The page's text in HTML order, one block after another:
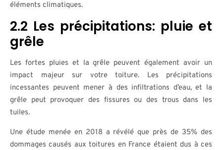
éléments climatiques.
2.2 Les précipitations: pluie et
grêle
Les fortes pluies et la grêle peuvent également avoir un
impact majeur sur votre toiture. Les précipitations
incessantes peuvent mener à des infiltrations d’eau, et la
grêle peut provoquer des fissures ou des trous dans les
tuiles.
Une étude menée en 2018 a révélé que près de 35% des
dommages causés aux toitures en France étaient dus à ces